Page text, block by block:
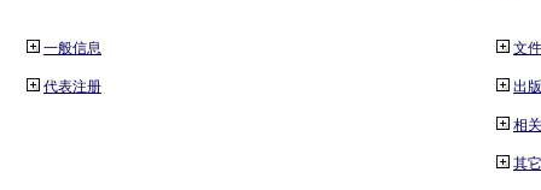
一般信息
代表注册
文件
出
相
其